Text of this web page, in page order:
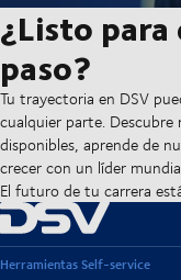
¿Listo
paso?
Tu trayectoria en DSV
cualquier parte.
disponibles, aprende de
crecer con un líder
El futuro de tu carrera
Herramientas Self-service